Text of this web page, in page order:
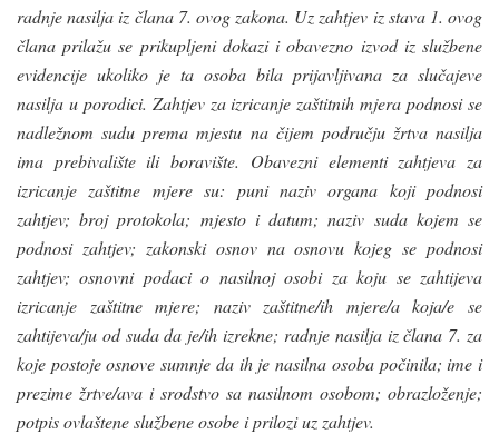
radnje nasilja iz člana 7. ovog zakona. Uz zahtjev iz stava 1. ovog
člana prilažu se prikupljeni dokazi i obavezno izvod iz službene
evidencije ukoliko je ta osoba bila prijavljivana za slučajeve
nasilja u porodici. Zahtjev za izricanje zaštitnih mjera podnosi se
nadležnom sudu prema mjestu na čijem području žrtva nasilja
ima prebivalište ili boravište. Obavezni elementi zahtjeva za
izricanje zaštitne mjere su: puni naziv organa koji podnosi
zahtjev; broj protokola; mjesto i datum; naziv suda kojem se
podnosi zahtjev; zakonski osnov na osnovu kojeg se podnosi
zahtjev; osnovni podaci o nasilnoj osobi za koju se zahtijeva
izricanje zaštitne mjere; naziv zaštitne/ih mjere/a koja/e se
zahtijeva/ju od suda da je/ih izrekne; radnje nasilja iz člana 7. za
koje postoje osnove sumnje da ih je nasilna osoba počinila; ime i
prezime žrtve/ava i srodstvo sa nasilnom osobom; obrazloženje;
potpis ovlaštene službene osobe i prilozi uz zahtjev.